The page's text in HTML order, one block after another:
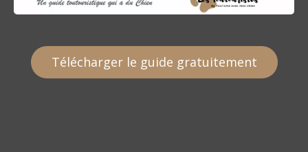
Télécharger le guide gratuitement